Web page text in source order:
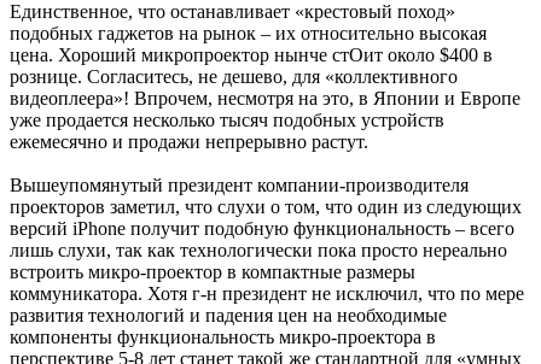
Единственное, что останавливает «крестовый поход»
подобных гаджетов на рынок – их относительно высокая
цена. Хороший микропроектор нынче стОит около $400 в
рознице. Согласитесь, не дешево, для «коллективного
видеоплеера»! Впрочем, несмотря на это, в Японии и Европе
уже продается несколько тысяч подобных устройств
ежемесячно и продажи непрерывно растут.
Вышеупомянутый президент компании-производителя
проекторов заметил, что слухи о том, что один из следующих
версий iPhone получит подобную функциональность – всего
лишь слухи, так как технологически пока просто нереально
встроить микро-проектор в компактные размеры
коммуникатора. Хотя г-н президент не исключил, что по мере
развития технологий и падения цен на необходимые
компоненты функциональность микро-проектора в
перспективе 5-8 лет станет такой же стандартной для «умных